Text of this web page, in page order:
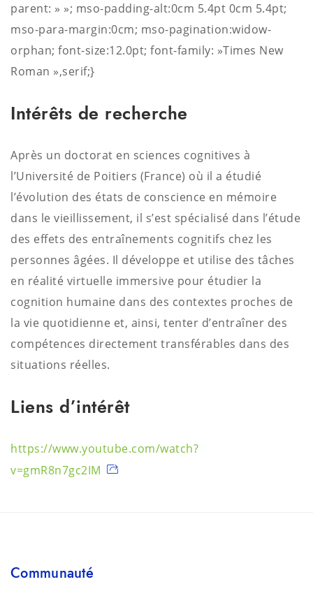
parent: » »; mso-padding-alt:0cm 5.4pt 0cm 5.4pt;
mso-para-margin:0cm; mso-pagination:widow-
orphan; font-size:12.0pt; font-family: »Times New
Roman »,serif;}
Intérêts de recherche
Après un doctorat en sciences cognitives à
l’Université de Poitiers (France) où il a étudié
l’évolution des états de conscience en mémoire
dans le vieillissement, il s’est spécialisé dans l’étude
des effets des entraînements cognitifs chez les
personnes âgées. Il développe et utilise des tâches
en réalité virtuelle immersive pour étudier la
cognition humaine dans des contextes proches de
la vie quotidienne et, ainsi, tenter d’entraîner des
compétences directement transférables dans des
situations réelles.
Liens d’intérêt
https://www.youtube.com/watch?
v=gmR8n7gc2IM
Communauté